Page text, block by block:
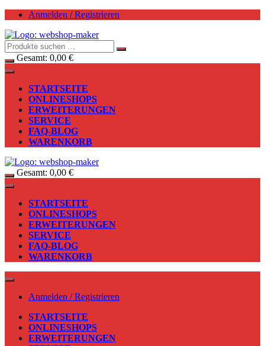
Zum
springen
Anmelden / Registrieren
Gesamt: 0,00 €
STARTSEITE
ONLINESHOPS
ERWEITERUNGEN
SERVICE
FAQ-BLOG
WARENKORB
Gesamt: 0,00 €
STARTSEITE
ONLINESHOPS
ERWEITERUNGEN
SERVICE
FAQ-BLOG
WARENKORB
Anmelden / Registrieren
STARTSEITE
ONLINESHOPS
ERWEITERUNGEN